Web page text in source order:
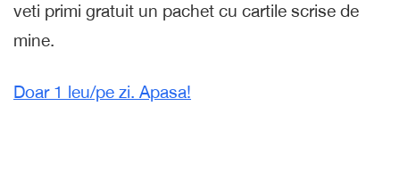
veti primi gratuit un pachet cu cartile scrise de
mine.
Doar 1 leu/pe zi. Apasa!